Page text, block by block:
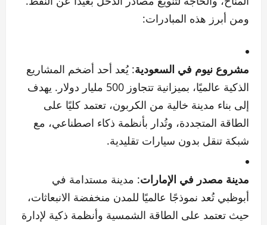
ومن أبرز هذه المبادرات:
مشروع نيوم في السعودية: يُعد أحد أضخم المشاريع
الذكية عالميًا، بميزانية تتجاوز 500 مليار دولار. يهدف
إلى بناء مدينة خالية من الكربون، تعتمد كليًا على
الطاقة المتجددة، وتُدار بأنظمة ذكاء اصطناعي، مع
شبكة تنقل بدون سيارات تقليدية.
مدينة مصدر في الإمارات: مدينة مستدامة في
أبوظبي تُعد نموذجًا عالميًا للمدن منخفضة الانبعاثات،
حيث تعتمد على الطاقة الشمسية وأنظمة ذكية لإدارة